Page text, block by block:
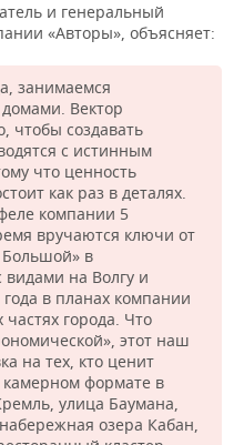
и генеральный
«Авторы», объясняет:
занимаемся
Вектор
чтобы создавать
с истинным
что ценность
как раз в деталях.
компании 5
вручаются ключи от
в
видами на Волгу и
в планах компании
города. Что
этот наш
на тех, кто ценит
формате в
улица Баумана,
озера Кабан,